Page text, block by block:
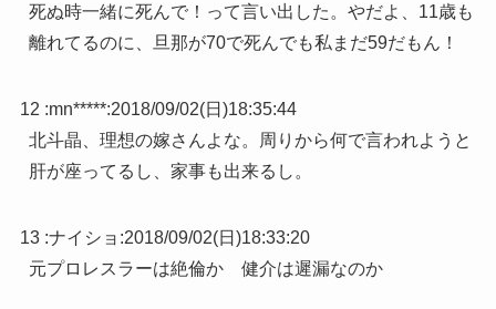
死ぬ時一緒に死んで！って言い出した。やだよ、11歳も
離れてるのに、旦那が70で死んでも私まだ59だもん！
12 :mn*****:2018/09/02(日)18:35:44
北斗晶、理想の嫁さんよな。周りから何で言われようと
肝が座ってるし、家事も出来るし。
13 :ナイショ :2018/09/02(日)18:33:20
元プロレスラーは絶倫か 健介は遲漏なのか